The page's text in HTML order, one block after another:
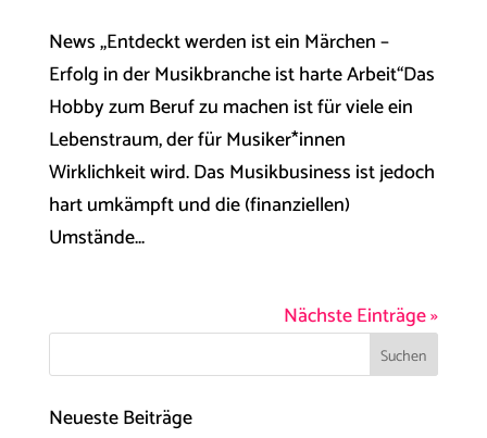
News ​​„Entdeckt werden ist ein Märchen –
Erfolg in der Musikbranche ist harte Arbeit“​Das
Hobby zum Beruf zu machen ist für viele ein
Lebenstraum, der für Musiker*innen
Wirklichkeit wird. Das Musikbusiness ist jedoch
hart umkämpft und die (finanziellen)
Umstände...
Nächste Einträge »
Neueste Beiträge